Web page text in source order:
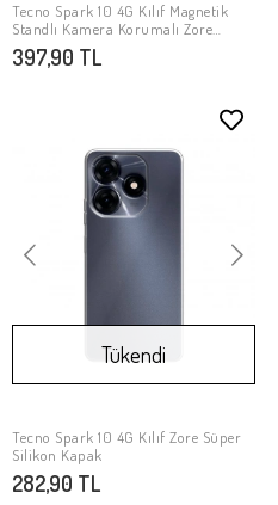
SEPETE EKLE
Tecno Spark 10 4G Kılıf Magnetik
Standlı Kamera Korumalı Zore
Sürgülü Vega Kapak
397,90 TL
Stokta Yok
Tükendi
Tecno Spark 10 4G Kılıf Zore Süper
Silikon Kapak
282,90 TL